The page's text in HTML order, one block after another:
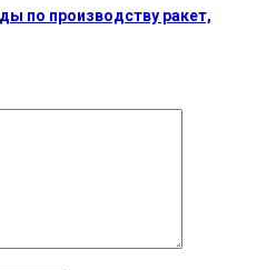
по производству ракет,